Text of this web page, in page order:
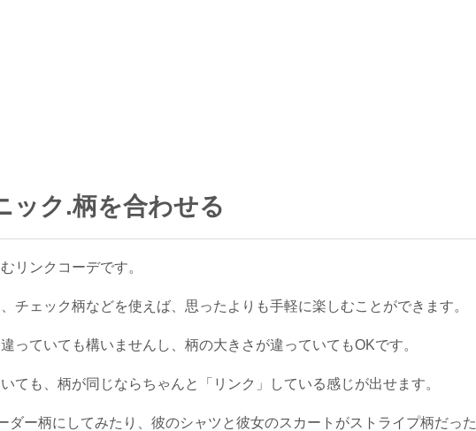
ック.柄を合わせる
リンクコーデです。
チェック柄などを使えば、思ったよりも手軽に楽しむことができます。
っていても構いませんし、柄の大きさが違っていてもOKです。
ても、柄が同じならちゃんと「リンク」している感じが出せます。
ダー柄にしてみたり、彼のシャツと彼女のスカートがストライプ柄だった